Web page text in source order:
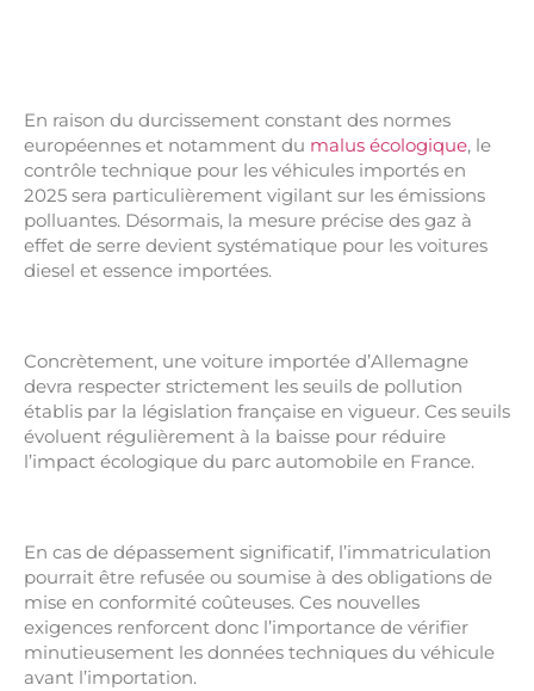
En raison du durcissement constant des normes
européennes et notamment du malus écologique, le
contrôle technique pour les véhicules importés en
2025 sera particulièrement vigilant sur les émissions
polluantes. Désormais, la mesure précise des gaz à
effet de serre devient systématique pour les voitures
diesel et essence importées.
Concrètement, une voiture importée d’Allemagne
devra respecter strictement les seuils de pollution
établis par la législation française en vigueur. Ces seuils
évoluent régulièrement à la baisse pour réduire
l’impact écologique du parc automobile en France.
En cas de dépassement significatif, l’immatriculation
pourrait être refusée ou soumise à des obligations de
mise en conformité coûteuses. Ces nouvelles
exigences renforcent donc l’importance de vérifier
minutieusement les données techniques du véhicule
avant l’importation.